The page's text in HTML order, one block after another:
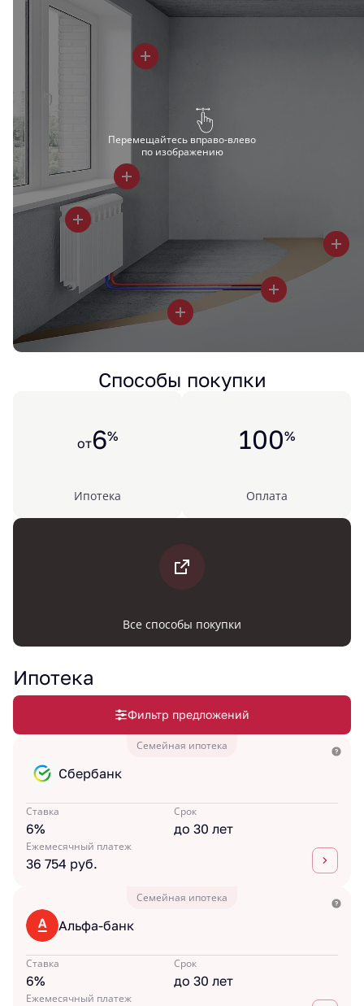
Перемещайтесь вправо-влево
по изображению
Способы покупки
от6%
Ипотека
100%
Оплата
Все способы покупки
Ипотека
Фильтр предложений
Семейная ипотека
Сбербанк
Ставка
6%
Срок
до 30 лет
Ежемесячный платеж
36 754 руб.
Семейная ипотека
Альфа-банк
Ставка
6%
Срок
до 30 лет
Ежемесячный платеж